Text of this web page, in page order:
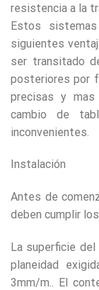
resistencia a la
Estos
siguientes
ser transitado
posteriores por
precisas y
cambio de
inconvenientes.
Instalación
Antes de
deben cumplir
La superficie
planeidad
3mm/m.. El